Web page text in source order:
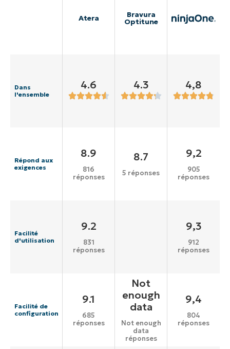
Atera Bravura
Optitune
Dans
l'ensemble
4.6 4.3 4,8
Répond aux
exigences
8.9
816
réponses
8.7
5 réponses
9,2
905
réponses
Facilité
d'utilisation
9.2
831
réponses
9,3
912
réponses
Facilité de
configuration
9.1
685
réponses
Not
enough
data
Not enough
data
réponses
9,4
804
réponses